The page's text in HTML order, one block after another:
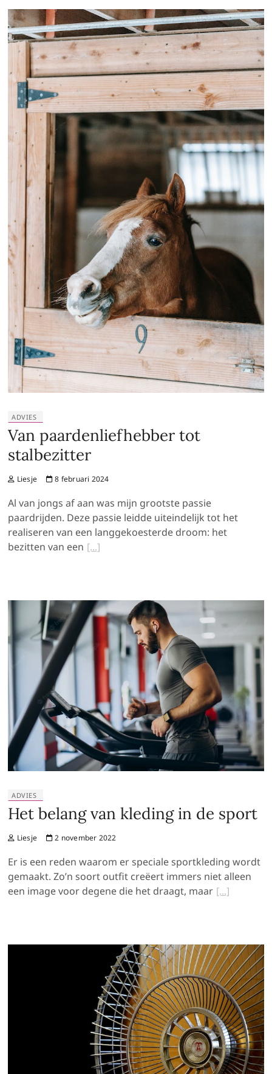
ADVIES
Van paardenliefhebber tot
stalbezitter
Liesje 8 februari 2024
Al van jongs af aan was mijn grootste passie
paardrijden. Deze passie leidde uiteindelijk tot het
realiseren van een langgekoesterde droom: het
bezitten van een
ADVIES
Het belang van kleding in de sport
Liesje 2 november 2022
Er is een reden waarom er speciale sportkleding wordt
gemaakt. Zo’n soort outfit creëert immers niet alleen
een image voor degene die het draagt, maar